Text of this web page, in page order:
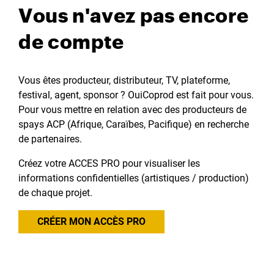
Vous n'avez pas encore
de compte
Vous êtes producteur, distributeur, TV, plateforme,
festival, agent, sponsor ? OuiCoprod est fait pour vous.
Pour vous mettre en relation avec des producteurs de
spays ACP (Afrique, Caraïbes, Pacifique) en recherche
de partenaires.
Créez votre ACCES PRO pour visualiser les
informations confidentielles (artistiques / production)
de chaque projet.
CRÉER MON ACCÈS PRO